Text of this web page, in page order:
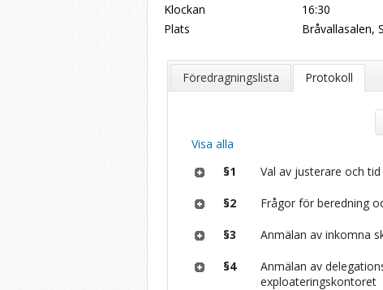
Klockan
16:30
Plats
Bråvallasalen,
Föredragningslista Protokoll
Visa alla
§1
Val av justerare och
§2 Frågor för beredning
§3 Anmälan av inkomna
§4
Anmälan av
exploateringskontoret